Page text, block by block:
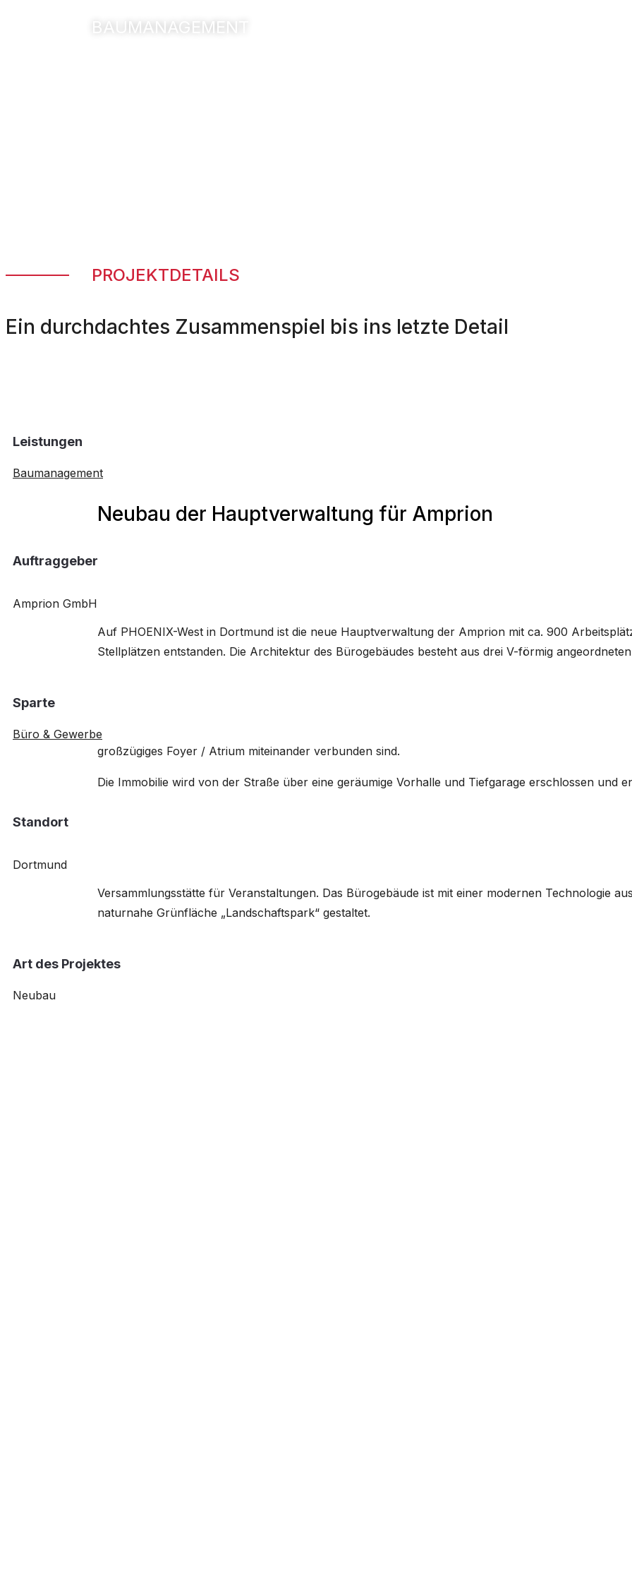
BAUMANAGEMENT
PROJEKTDETAILS
Ein durchdachtes Zusammenspiel bis ins letzte Detail
Leistungen
Baumanagement
Auftraggeber
Amprion GmbH
Sparte
Büro & Gewerbe
Standort
Dortmund
Art des Projektes
Neubau
Neubau der Hauptverwaltung für Amprion
Auf PHOENIX-West in Dortmund ist die neue Hauptverwaltung der Amprion mit ca. 900
Stellplätzen entstanden. Die Architektur des Bürogebäudes besteht aus drei V-förmig
großzügiges Foyer / Atrium miteinander verbunden sind.
Die Immobilie wird von der Straße über eine geräumige Vorhalle und Tiefgarage erschlossen und
Versammlungsstätte für Veranstaltungen. Das Bürogebäude ist mit einer modernen Technologie
naturnahe Grünfläche „Landschaftspark“ gestaltet.